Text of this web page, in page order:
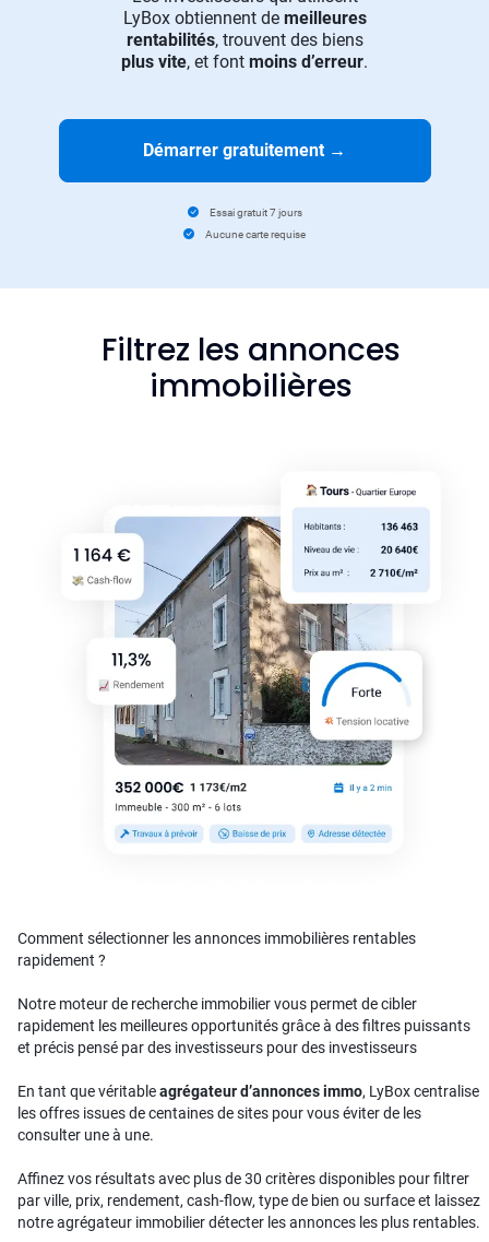
LyBox obtiennent de meilleures
rentabilités, trouvent des biens
plus vite, et font moins d’erreur.
Démarrer gratuitement →
Essai gratuit 7 jours
Aucune carte requise
Filtrez les annonces
immobilières
Comment sélectionner les annonces immobilières rentables
rapidement ?
Notre moteur de recherche immobilier vous permet de cibler
rapidement les meilleures opportunités grâce à des filtres puissants
et précis pensé par des investisseurs pour des investisseurs
En tant que véritableagrégateur d’annonces immo, LyBox centralise
les offres issues de centaines de sites pour vous éviter de les
consulter une à une.
Affinez vos résultats avec plus de 30 critères disponibles pour filtrer
par ville, prix, rendement, cash-flow, type de bien ou surface et laissez
notre agrégateur immobilier détecter les annonces les plus rentables.